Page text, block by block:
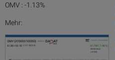
OMV : -1.13%
Mehr: